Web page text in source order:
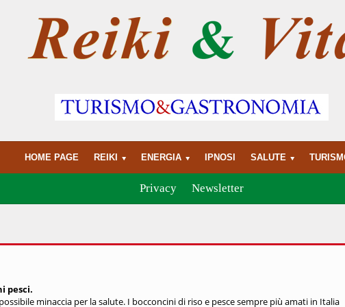
HOME PAGE REIKI ENERGIA IPNOSI SALUTE
Privacy Newsletter
pesci.
minaccia per la salute. I bocconcini di riso e pesce sempre più amati in Italia